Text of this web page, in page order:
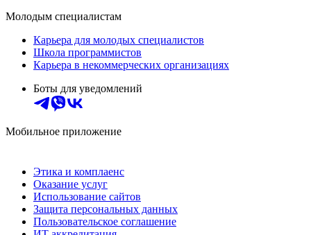
Молодым специалистам
Карьера для молодых специалистов
Школа программистов
Карьера в некоммерческих организациях
Боты для уведомлений
Мобильное приложение
Этика и комплаенс
Оказание услуг
Использование сайтов
Защита персональных данных
Пользовательское соглашение